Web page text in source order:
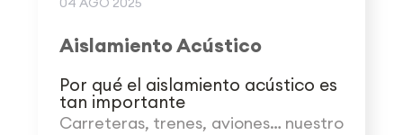
Aislamiento Acústico
Por qué el aislamiento acústico es
tan importante
Carreteras, trenes, aviones… nuestro